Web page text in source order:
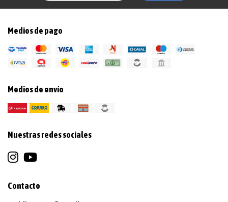
Medios de pago
Medios de envío
Nuestras redes sociales
Contacto